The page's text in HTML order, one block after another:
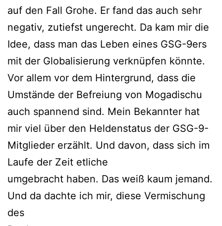
auf den Fall Grohe. Er fand das auch sehr
negativ, zutiefst ungerecht. Da kam mir die
Idee, dass man das Leben eines GSG-9ers
mit der Globalisierung verknüpfen könnte.
Vor allem vor dem Hintergrund, dass die
Umstände der Befreiung von Mogadischu
auch spannend sind. Mein Bekannter hat
mir viel über den Heldenstatus der GSG-9-
Mitglieder erzählt. Und davon, dass sich im
Laufe der Zeit etliche
umgebracht haben. Das weiß kaum jemand.
Und da dachte ich mir, diese Vermischung
des